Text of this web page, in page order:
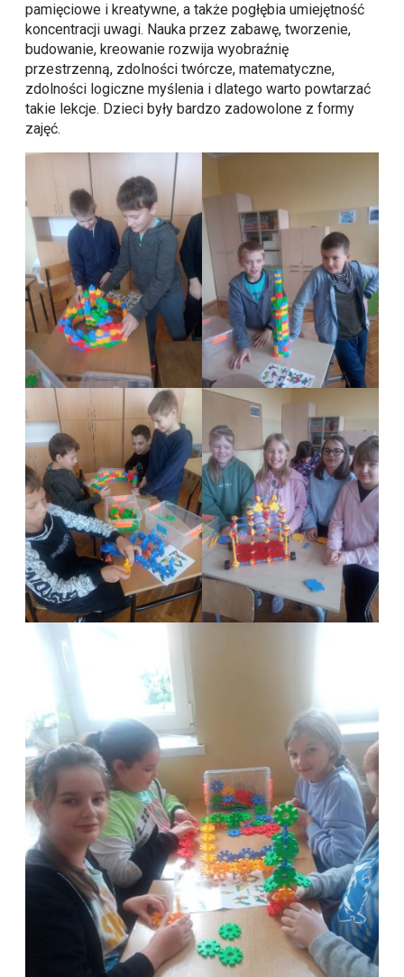
pamięciowe i kreatywne, a także pogłębia umiejętność
koncentracji uwagi. Nauka przez zabawę, tworzenie,
budowanie, kreowanie rozwija wyobraźnię
przestrzenną, zdolności twórcze, matematyczne,
zdolności logiczne myślenia i dlatego warto powtarzać
takie lekcje. Dzieci były bardzo zadowolone z formy
zajęć.